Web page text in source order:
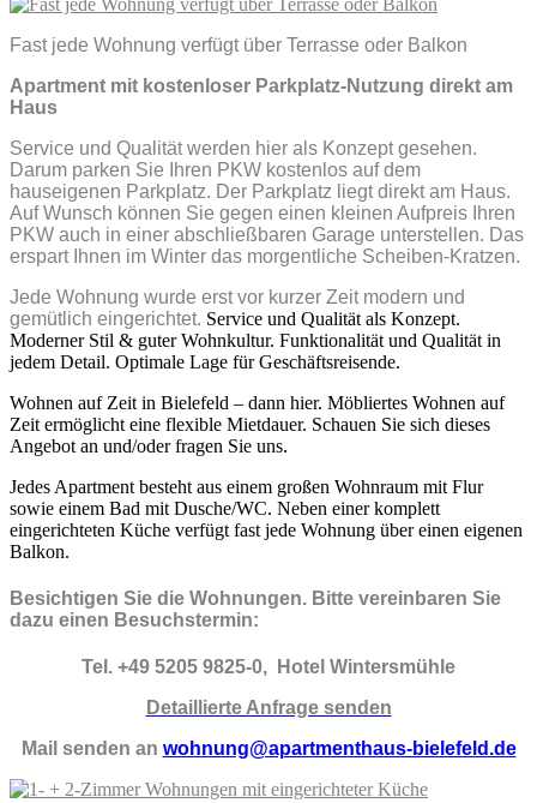
Fast jede Wohnung verfügt über Terrasse oder Balkon
Apartment mit kostenloser Parkplatz-Nutzung direkt am
Haus
Service und Qualität werden hier als Konzept gesehen.
Darum parken Sie Ihren PKW kostenlos auf dem
hauseigenen Parkplatz. Der Parkplatz liegt direkt am Haus.
Auf Wunsch können Sie gegen einen kleinen Aufpreis Ihren
PKW auch in einer abschließbaren Garage unterstellen. Das
erspart Ihnen im Winter das morgentliche Scheiben-Kratzen.
Jede Wohnung wurde erst vor kurzer Zeit modern und
gemütlich eingerichtet. Service und Qualität als Konzept.
Moderner Stil & guter Wohnkultur. Funktionalität und Qualität in
jedem Detail. Optimale Lage für Geschäftsreisende.
Wohnen auf Zeit in Bielefeld – dann hier. Möbliertes Wohnen auf
Zeit ermöglicht eine flexible Mietdauer. Schauen Sie sich dieses
Angebot an und/oder fragen Sie uns.
Jedes Apartment besteht aus einem großen Wohnraum mit Flur
sowie einem Bad mit Dusche/WC. Neben einer komplett
eingerichteten Küche verfügt fast jede Wohnung über einen eigenen
Balkon.
Besichtigen Sie die Wohnungen. Bitte vereinbaren Sie
dazu einen Besuchstermin:
Tel. +49 5205 9825-0, Hotel Wintersmühle
Detaillierte Anfrage senden
Mail senden an wohnung@apartmenthaus-bielefeld.de